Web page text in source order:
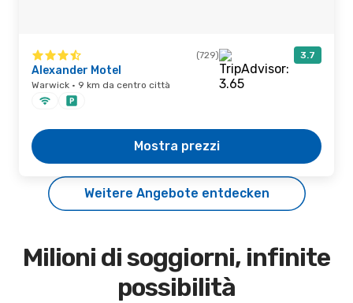
(729) 3.7
Alexander Motel
Warwick · 9 km da centro città
Mostra prezzi
Weitere Angebote entdecken
Milioni di soggiorni, infinite
possibilità